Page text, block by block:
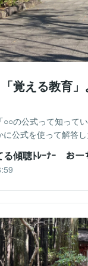
覚える教育」
の公式って知って
公式を使って解答
る傾聴ﾄﾚｰﾅｰ おー